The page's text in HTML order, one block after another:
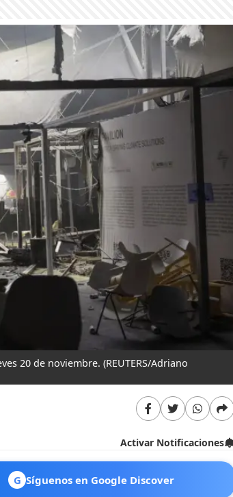
20 de noviembre. (REUTERS/Adriano
Activar Notificaciones
G Síguenos en Google Discover